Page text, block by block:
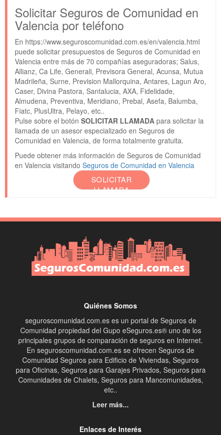
Solicitar Seguros de Comunidad en
Valencia por teléfono
En https://www.seguroscomunidad.com.es/en/valencia.html
puede solicitar presupuestos de Seguros de Comunidad en
Valencia entre más de 70 compañías aseguradoras; Salus,
Allianz, Ca Life, Generali, Previsora General, Acunsa, Mutua
Madrileña, Surne, Prevision Mallorquina, Antares, Lagun Aro,
Caser, Divina Pastora, Santalucia, AXA, Fidelidade,
Almudena, Preventiva, Meridiano, Prebal, Asefa, Balumba,
Fiatc, PlusUltra, Pelayo, etc..
Pulse sobre el botón SOLICITAR LLAMADA para solicitar la
llamada de un asesor especializado en Seguros de
Comunidad en Valencia, de forma totalmente gratuita.
Puede obtener más información de Seguros de Comunidad
en Valencia visitando Seguros de Comunidad en Valencia
SOLICITAR
LLAMADA
Quiénes Somos
seguroscomunidad.com.es es un portal de Seguros de
Comunidad propiedad del Gupo eSeguros.es® uno de los
principales grupos de comparación de seguros en Internet.
En seguroscomunidad.com.es se ofrecen Seguros de
Comunidad Seguros para Edificio de Viviendas, Seguros
para Oficinas, Seguros para Garajes Privados, Seguros para
Comunidades de Chalets, Seguros para Mancomunidades,
etc..
Leer más...
Enlaces de Interés